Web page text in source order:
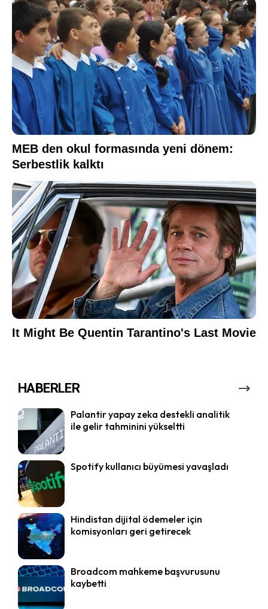
HABERLER
Palantir yapay zeka destekli analitik
ile gelir tahminini yükseltti
Spotify kullanıcı büyümesi yavaşladı
Hindistan dijital ödemeler için
komisyonları geri getirecek
Broadcom mahkeme başvurusunu
kaybetti